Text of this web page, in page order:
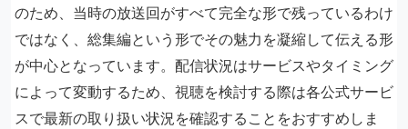
のため、当時の放送回がすべて完全な形で残っているわけ
ではなく、総集編という形でその魅力を凝縮して伝える形
が中心となっています。配信状況はサービスやタイミング
によって変動するため、視聴を検討する際は各公式サービ
スで最新の取り扱い状況を確認することをおすすめしま